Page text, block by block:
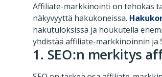
Affiliate-markkinointi on tehokas
näkyvyyttä hakukoneissa.
hakutuloksissa ja houkutella
yhdistää affiliate-markkinoinnin ja
1. SEO:n merkitys